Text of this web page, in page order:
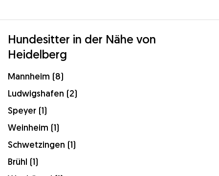
Hundesitter in der Nähe von
Heidelberg
Mannheim (8)
Ludwigshafen (2)
Speyer (1)
Weinheim (1)
Schwetzingen (1)
Brühl (1)